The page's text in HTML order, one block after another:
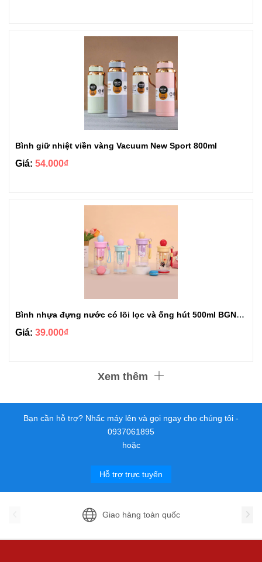
Bình giữ nhiệt viền vàng Vacuum New Sport 800ml
Giá: 54.000₫
Bình nhựa đựng nước có lõi lọc và ống hút 500ml BGN513
Giá: 39.000₫
Xem thêm
Bạn cần hỗ trợ? Nhấc máy lên và gọi ngay cho chúng tôi -
0937061895
hoặc
Hỗ trợ trực tuyến
Giao hàng toàn quốc